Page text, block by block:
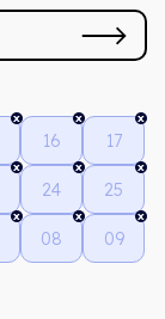
16 17
24 25
08 09